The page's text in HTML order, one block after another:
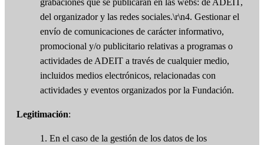
grabaciones que se publicarán en las webs: de ADEIT,
del organizador y las redes sociales.\r\n4. Gestionar el
envío de comunicaciones de carácter informativo,
promocional y/o publicitario relativas a programas o
actividades de ADEIT a través de cualquier medio,
incluidos medios electrónicos, relacionadas con
actividades y eventos organizados por la Fundación.
Legitimación:
1. En el caso de la gestión de los datos de los